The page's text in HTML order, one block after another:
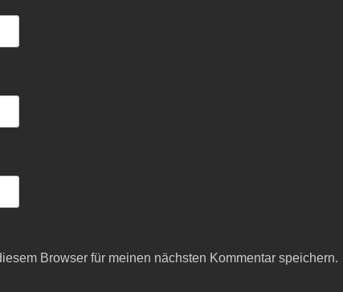
Browser für meinen nächsten Kommentar speichern.